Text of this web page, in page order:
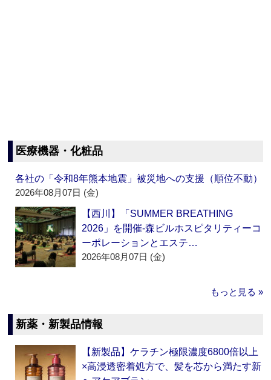
医療機器・化粧品
各社の「令和8年熊本地震」被災地への支援（順位不動）
2026年08月07日 (金)
【西川】「SUMMER BREATHING
2026」を開催‐森ビルホスピタリティーコ
ーポレーションとエステ…
2026年08月07日 (金)
もっと見る »
新薬・新製品情報
【新製品】ケラチン極限濃度6800倍以上
×高浸透密着処方で、髪を芯から満たす新